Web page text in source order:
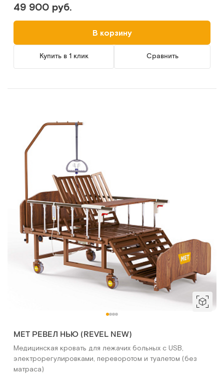
49 900 руб.
В корзину
Купить в 1 клик Сравнить
MET РЕВЕЛ НЬЮ (REVEL NEW)
Медицинская кровать для лежачих больных с USB,
электрорегулировками, переворотом и туалетом (без
матраса)